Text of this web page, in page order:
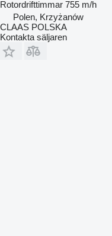
Rotordrifttimmar 755 m/h
Polen, Krzyżanów
CLAAS POLSKA
Kontakta säljaren